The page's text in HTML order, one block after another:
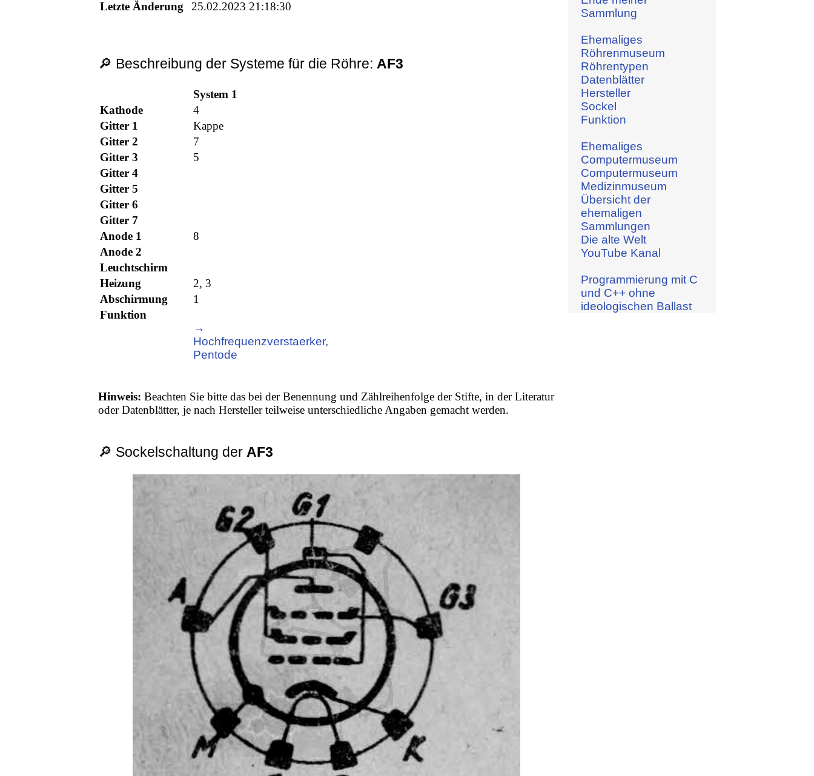
Letzte Änderung
25.02.2023 21:18:30
🔎 Beschreibung der Systeme für die Röhre: AF3
System 1
Kathode
4
Gitter 1
Kappe
Gitter 2
7
Gitter 3
5
Gitter 4
Gitter 5
Gitter 6
Gitter 7
Anode 1
8
Anode 2
Leuchtschirm
Heizung
2, 3
Abschirmung
1
Funktion
→
Hochfrequenzverstaerker,
Pentode
Hinweis: Beachten Sie bitte das bei der Benennung und Zählreihenfolge der Stifte, in der Literatur
oder Datenblätter, je nach Hersteller teilweise unterschiedliche Angaben gemacht werden.
🔎 Sockelschaltung der AF3
Sammlung
Ehemaliges
Röhrenmuseum
Röhrentypen
Datenblätter
Hersteller
Sockel
Funktion
Ehemaliges
Computermuseum
Computermuseum
Medizinmuseum
Übersicht der
ehemaligen
Sammlungen
Die alte Welt
YouTube Kanal
Programmierung mit C
und C++ ohne
ideologischen Ballast